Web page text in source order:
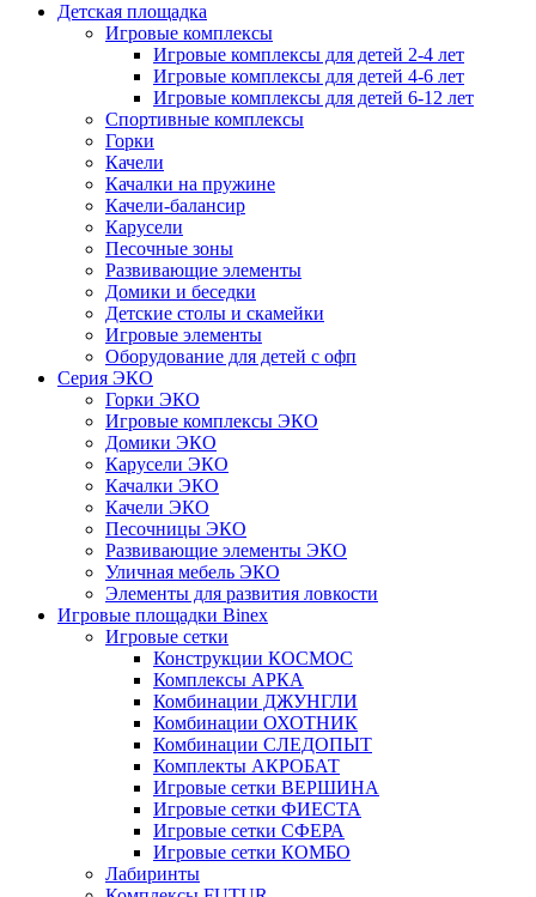
Детская площадка
Игровые комплексы
Игровые комплексы для детей 2-4 лет
Игровые комплексы для детей 4-6 лет
Игровые комплексы для детей 6-12 лет
Спортивные комплексы
Горки
Качели
Качалки на пружине
Качели-балансир
Карусели
Песочные зоны
Развивающие элементы
Домики и беседки
Детские столы и скамейки
Игровые элементы
Оборудование для детей с офп
Серия ЭКО
Горки ЭКО
Игровые комплексы ЭКО
Домики ЭКО
Карусели ЭКО
Качалки ЭКО
Качели ЭКО
Песочницы ЭКО
Развивающие элементы ЭКО
Уличная мебель ЭКО
Элементы для развития ловкости
Игровые площадки Binex
Игровые сетки
Конструкции КОСМОС
Комплексы АРКА
Комбинации ДЖУНГЛИ
Комбинации ОХОТНИК
Комбинации СЛЕДОПЫТ
Комплекты АКРОБАТ
Игровые сетки ВЕРШИНА
Игровые сетки ФИЕСТА
Игровые сетки СФЕРА
Игровые сетки КОМБО
Лабиринты